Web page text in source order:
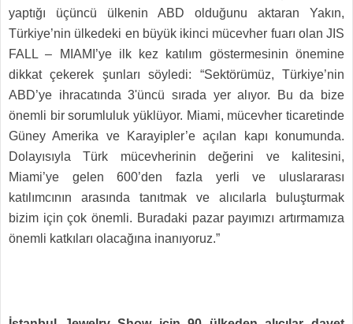
yaptığı üçüncü ülkenin ABD olduğunu aktaran Yakın,
Türkiye’nin ülkedeki en büyük ikinci mücevher fuarı olan JIS
FALL – MIAMI’ye ilk kez katılım göstermesinin önemine
dikkat çekerek şunları söyledi: “Sektörümüz, Türkiye’nin
ABD’ye ihracatında 3'üncü sırada yer alıyor. Bu da bize
önemli bir sorumluluk yüklüyor. Miami, mücevher ticaretinde
Güney Amerika ve Karayipler’e açılan kapı konumunda.
Dolayısıyla Türk mücevherinin değerini ve kalitesini,
Miami’ye gelen 600’den fazla yerli ve uluslararası
katılımcının arasında tanıtmak ve alıcılarla buluşturmak
bizim için çok önemli. Buradaki pazar payımızı artırmamıza
önemli katkıları olacağına inanıyoruz.”